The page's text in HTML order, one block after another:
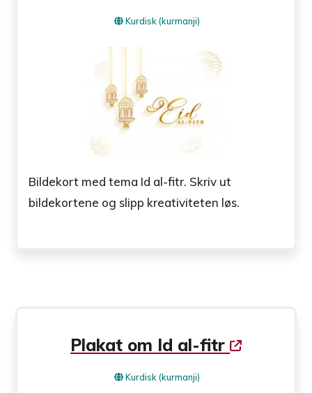
Kurdisk (kurmanji)
Bildekort med tema Id al-fitr. Skriv ut
bildekortene og slipp kreativiteten løs.
Plakat om Id al-fitr
Kurdisk (kurmanji)